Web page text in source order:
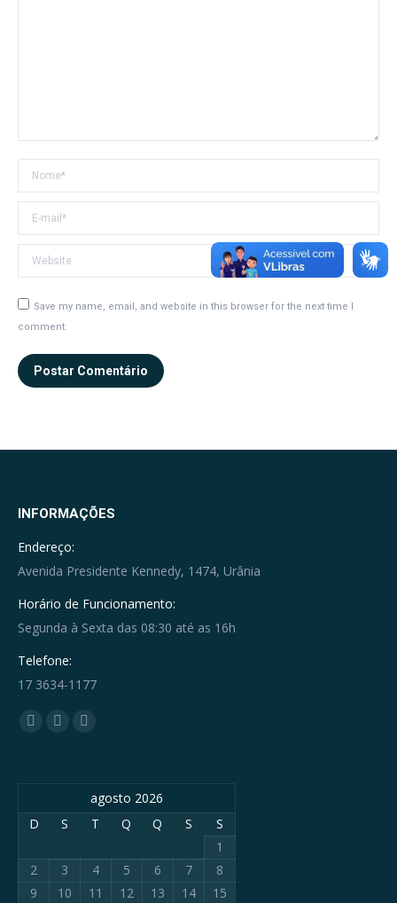
Nome *
E-mail *
Website
Save my name, email, and website in this browser for the next time I
comment.
Postar Comentário
INFORMAÇÕES
Endereço:
Avenida Presidente Kennedy, 1474, Urânia
Horário de Funcionamento:
Segunda à Sexta das 08:30 até as 16h
Telefone:
17 3634-1177
Encontre-nos em:
Facebook
new
YouTube
new
Whatsapp
in
new
agosto 2026
D
S T Q Q S
S
1
2
3 4 5 6 7
8
9
10 11 12 13 14 15